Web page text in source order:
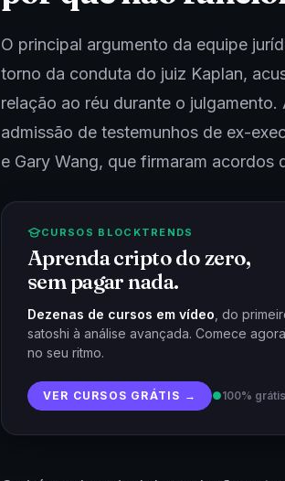
O principal argumento da equipe
torno da conduta do juiz Kaplan,
relação ao réu durante o
admissão de testemunhos de ex-
e Gary Wang, que firmaram acordos
CURSOS BLOCKTRENDS
Aprenda cripto do zero,
sem pagar nada.
Dezenas de cursos em vídeo , do
satoshi à análise avançada. Comece agora,
no seu ritmo.
VER CURSOS GRÁTIS → ●100% grátis